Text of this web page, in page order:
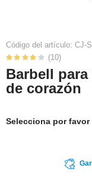
Código del artículo: CJ-
(10)
Barbell
de corazón
Selecciona por favor